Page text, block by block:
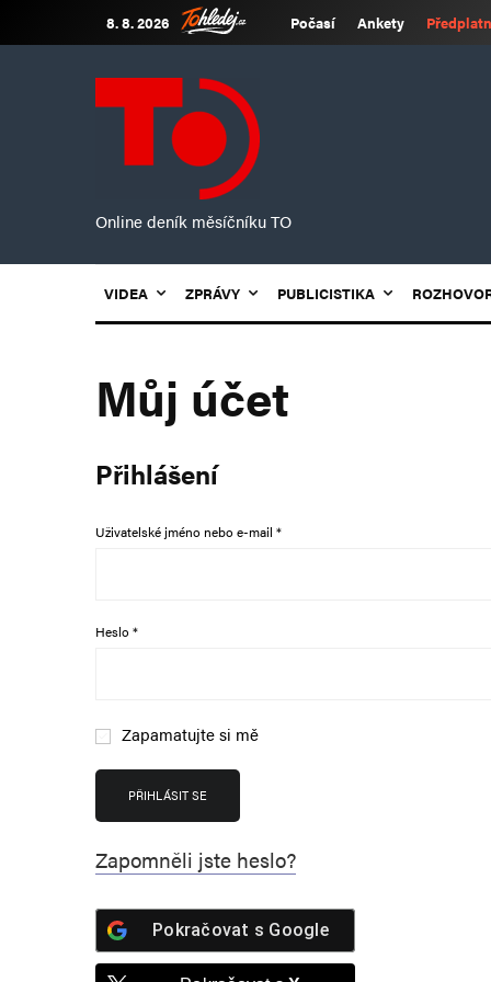
8. 8. 2026 Počasí Ankety
Online deník měsíčníku TO
VIDEA ZPRÁVY PUBLICISTIKA
Můj účet
Přihlášení
Uživatelské jméno nebo e-mail *Povinné
Heslo *Povinné
A
l
r
n
a
t
Zapamatujte si mě
PŘIHLÁSIT SE
Zapomněli jste heslo?
Pokračovat s Google